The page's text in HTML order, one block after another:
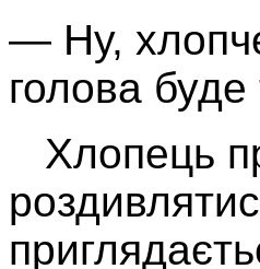
— Ну,
голова буде
Хлопець